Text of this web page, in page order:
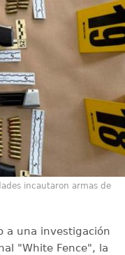
incautaron armas de
a una investigación
"White Fence", la